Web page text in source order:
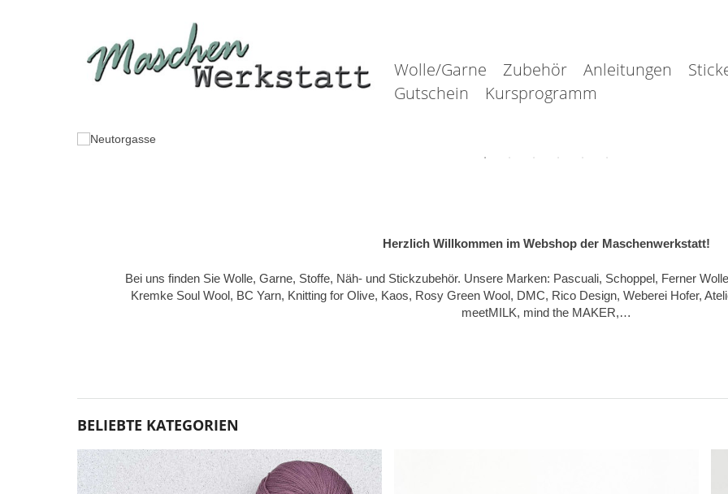
Wolle/Garne Zubehör Anleitungen
Gutschein
Kursprogramm
Herzlich Willkommen im Webshop der Maschenwerkstatt!
Bei uns finden Sie Wolle, Garne, Stoffe, Näh- und Stickzubehör. Unsere Marken: Pascuali, Schoppel, Ferner
Kremke Soul Wool, BC Yarn, Knitting for Olive, Kaos, Rosy Green Wool, DMC, Rico Design, Weberei Hofer,
meetMILK, mind the MAKER,…
BELIEBTE KATEGORIEN